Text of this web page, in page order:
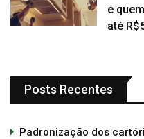
e
até
Posts Recentes
Padronização dos